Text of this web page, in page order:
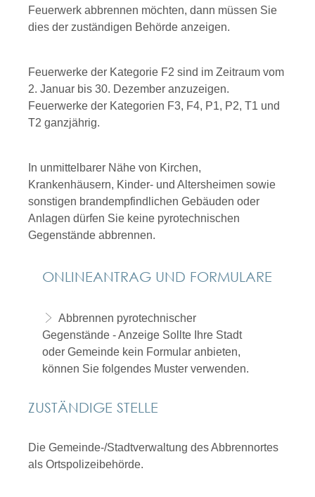
Feuerwerk abbrennen möchten, dann müssen Sie
dies der zuständigen Behörde anzeigen.
Feuerwerke der Kategorie F2 sind im Zeitraum vom
2. Januar bis 30. Dezember anzuzeigen.
Feuerwerke der Kategorien F3, F4, P1, P2, T1 und
T2 ganzjährig.
In unmittelbarer Nähe von Kirchen,
Krankenhäusern, Kinder- und Altersheimen sowie
sonstigen brandempfindlichen Gebäuden oder
Anlagen dürfen Sie keine pyrotechnischen
Gegenstände abbrennen.
ONLINEANTRAG UND FORMULARE
Abbrennen pyrotechnischer
Gegenstände - Anzeige Sollte Ihre Stadt
oder Gemeinde kein Formular anbieten,
können Sie folgendes Muster verwenden.
ZUSTÄNDIGE STELLE
Die Gemeinde-/Stadtverwaltung des Abbrennortes
als Ortspolizeibehörde.